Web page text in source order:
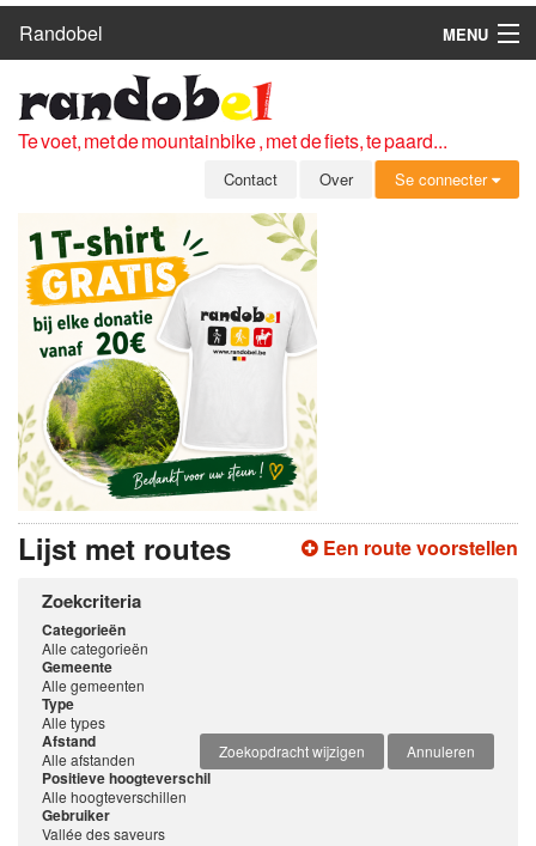
Randobel
MENU
ROUTES
CLUBS
OVER
LEDEN
ZICH AANMELDEN
GRATIS REGISTRATIE
WACHTWOORD VERGETEN
Te voet, met de mountainbike , met de fiets, te paard...
Contact Over Se connecter
Een route voorstellen
Lijst met routes
Zoekcriteria
Categorieën
Alle categorieën
Gemeente
Alle gemeenten
Type
Alle types
Zoekopdracht wijzigen
Annuleren
Afstand
Alle afstanden
Positieve hoogteverschil
Alle hoogteverschillen
Gebruiker
Vallée des saveurs